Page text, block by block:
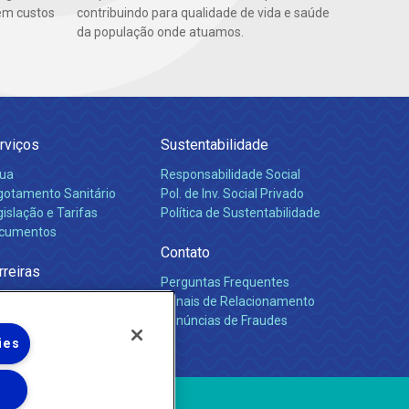
custos
contribuindo para qualidade de vida e saúde
da população onde atuamos.
Sanitário
e Tarifas
Sustentabilidade
Responsabilidade Social
Pol. de Inv. Social Privado
Política de Sustentabilidade
Contato
Perguntas Frequentes
Canais de Relacionamento
Denúncias de Fraudes